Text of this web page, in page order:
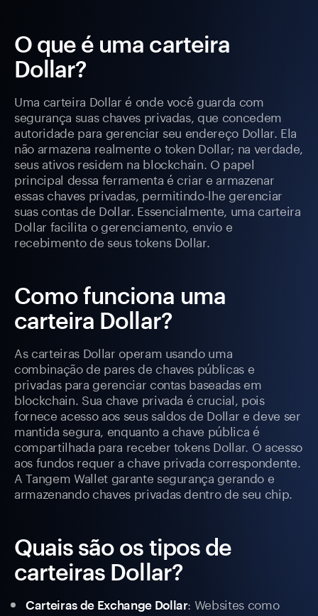
O que é uma carteira
Dollar?
Uma carteira Dollar é onde você guarda com
segurança suas chaves privadas, que concedem
autoridade para gerenciar seu endereço Dollar. Ela
não armazena realmente o token Dollar; na verdade,
seus ativos residem na blockchain. O papel
principal dessa ferramenta é criar e armazenar
essas chaves privadas, permitindo-lhe gerenciar
suas contas de Dollar. Essencialmente, uma carteira
Dollar facilita o gerenciamento, envio e
recebimento de seus tokens Dollar.
Como funciona uma
carteira Dollar?
As carteiras Dollar operam usando uma
combinação de pares de chaves públicas e
privadas para gerenciar contas baseadas em
blockchain. Sua chave privada é crucial, pois
fornece acesso aos seus saldos de Dollar e deve ser
mantida segura, enquanto a chave pública é
compartilhada para receber tokens Dollar. O acesso
aos fundos requer a chave privada correspondente.
A Tangem Wallet garante segurança gerando e
armazenando chaves privadas dentro de seu chip.
Quais são os tipos de
carteiras Dollar?
Carteiras de Exchange Dollar: Websites como